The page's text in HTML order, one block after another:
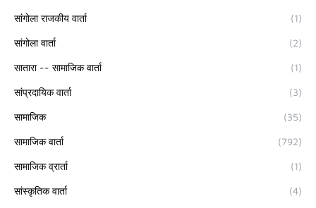
सांगोला राजकीय वार्ता (1)
सांगोला वार्ता (2)
सातारा -- सामाजिक वार्ता (1)
सांप्रदायिक वार्ता (3)
सामाजिक (35)
सामाजिक वार्ता (792)
सामाजिक व्रार्ता (1)
सांस्कृतिक वार्ता (4)